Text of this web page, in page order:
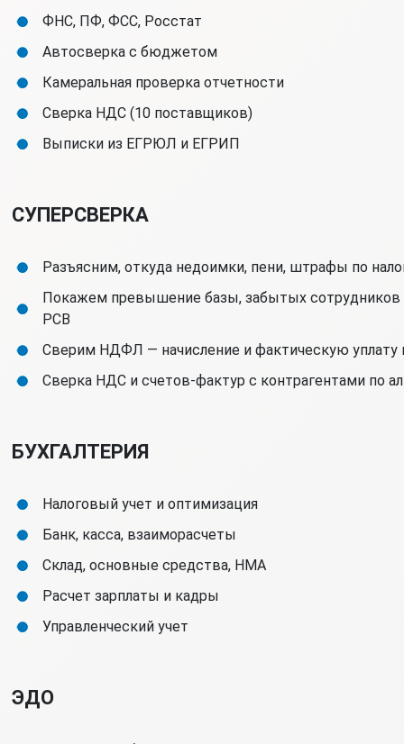
ФНС, ПФ, ФСС, Росстат
Автосверка с бюджетом
Камеральная проверка отчетности
Сверка НДС (10 поставщиков)
Выписки из ЕГРЮЛ и ЕГРИП
СУПЕРСВЕРКА
Разъясним, откуда недоимки, пени, штрафы по
Покажем превышение базы, забытых сотрудников
РСВ
Сверим НДФЛ — начисление и фактическую
Сверка НДС и счетов-фактур с контрагентами по
БУХГАЛТЕРИЯ
Налоговый учет и оптимизация
Банк, касса, взаиморасчеты
Склад, основные средства, НМА
Расчет зарплаты и кадры
Управленческий учет
ЭДО